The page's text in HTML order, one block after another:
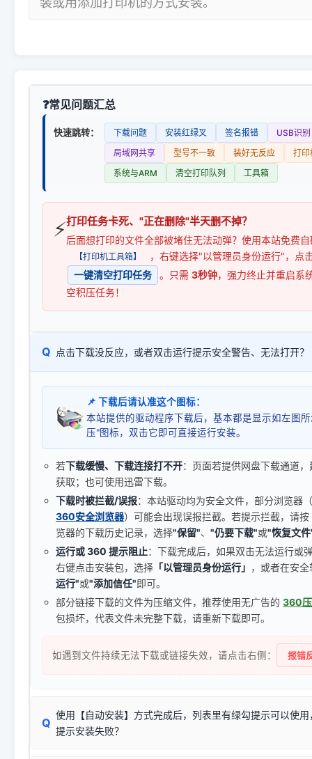
装或用添加打印机的方式安装。
常见问题汇总
快速跳转： 下载问题 安装红绿叉 签名报错
USB识别
局域网共享
型号不一致 装好无反应
打印
系统与ARM
清空打印队列 工具箱
⚡打印任务卡死、"正在删除"半天删不掉？
后面想打印的文件全部被堵住无法动弹？使用本站免费
【打印机工具箱】
，右键选择"以管理员身份运行"，点
一键清空打印任务
。只需 3秒钟，强力终止并重启系
空积压任务！
Q 点击下载没反应，或者双击运行提示安全警告、无法打开？
📌 下载后请认准这个图标：
本站提供的驱动程序下载后，基本都是显示如左图
压"图标，双击它即可直接运行安装。
若下载缓慢、下载连接打不开：页面若提供网盘下载通道
获取；也可使用迅雷下载。
下载时被拦截/误报：本站驱动均为安全文件，部分浏览器
360安全浏览器）可能会出现误报拦截。若提示拦截，请按
览器的下载历史记录，选择"保留"、 "仍要下载"或"恢复文
运行或 360 提示阻止：下载完成后，如果双击无法运行或
右键点击安装包，选择 「以管理员身份运行」 ，或者在安
运行"或"添加信任"即可。
部分链接下载的文件为压缩文件，推荐使用无广告的 360
包损坏，代表文件未完整下载，请重新下载即可。
如遇到文件持续无法下载或链接失效，请点击右侧： 报错
Q
使用【自动安装】方式完成后，列表里有绿勾提示可以使
提示安装失败？